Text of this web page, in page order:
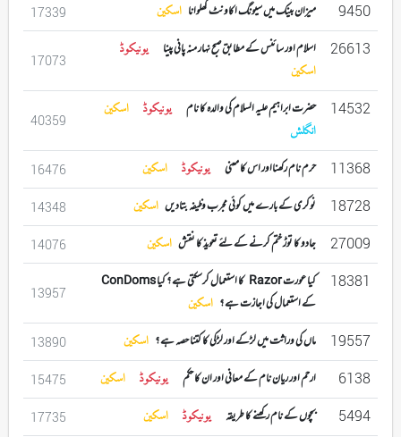
9450 میزان بینک میں سیونگ اکاونٹ کھلوانا اسکین 17339
26613 اسلام اور سائنس کے مطابق صبح نہار منہ پانی پینا
یونیکوڈ
اسکین
17073
14532 حضرت ابراہیم علیہ السلام کی والدہ کا نام یونیکوڈ
اسکین
انگلش
40359
11368 حرم نام رکھنااور اس کا معنی یونیکوڈ اسکین 16476
18728 نوکری کے بارے میں کوئی مجرب وظیفہ بتادیں اسکین 14348
27009 جادو کا توڑ ختم کرنے کے لئے تعویذ کا نقش اسکین 14076
18381
کیا عورت Razor کا استعمال کرسکتی ہے ؟ کیا ConDoms
کے استعمال کی اجازت ہے ؟ اسکین
13957
19557 ماں کی وراثت میں لڑکے اور لڑکی کا کتنا حصہ ہے ؟ اسکین 13890
6138 ارحم اور ریان نام کے معانی اور ان کا حکم یونیکوڈ اسکین 15475
5494 بچوں کے نام رکھنے کا طریقہ یونیکوڈ اسکین 17735